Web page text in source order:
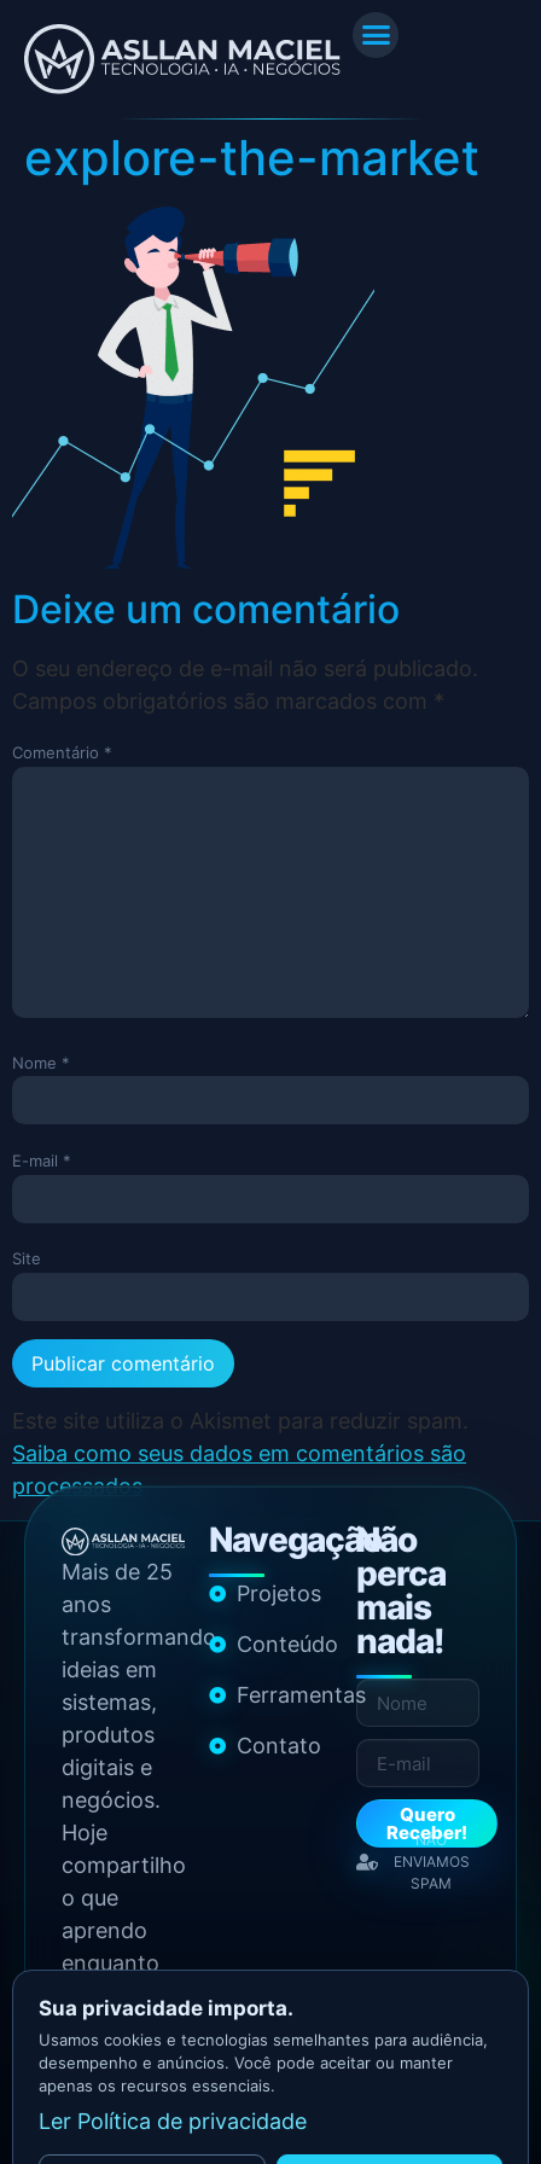
explore-the-market
Deixe um comentário
O seu endereço de e-mail não será publicado.
Campos obrigatórios são marcados com *
Comentário *
Nome *
E-mail *
Site
Este site utiliza o Akismet para reduzir spam.
Saiba como seus dados em comentários são
processados.
Mais de 25
anos
transformando
ideias em
sistemas,
produtos
digitais e
negócios.
Hoje
compartilho
o que
aprendo
enquanto
continuo
construindo.
Navegação
Projetos
Conteúdo
Ferramentas
Contato
Não
perca
mais
nada!
Quero
Receber!
NÃO
ENVIAMOS
SPAM
os direitos reservados
Sua privacidade importa.
Usamos cookies e tecnologias semelhantes para audiência,
desempenho e anúncios. Você pode aceitar ou manter
apenas os recursos essenciais.
Ler Política de privacidade